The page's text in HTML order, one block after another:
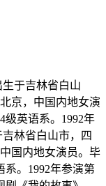
生于吉林省白山
京，中国内地女演
级英语系。1992年
林省白山市，四
国内地女演员。毕
系。1992年参演第